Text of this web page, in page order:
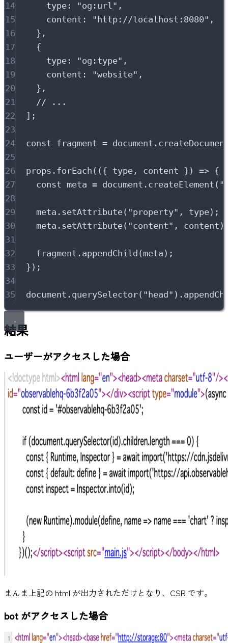
14
type : "og:url" ,
15
content : " http://localhost:8080" ,
16
},
17
{
18
type : "og:type" ,
19
content : "website" ,
20
},
21
// ...
22
] ;
23
24
const fragment = document .
25
26
props . forEach ( ({ type , content }) => {
27
const meta = document . createElement ( "
28
29
meta . setAttribute( "property" , type) ;
30
meta . setAttribute( "content" , content)
31
32
fragment . appendChild (meta) ;
33
} ) ;
34
35
document . querySelector( " head " ) .
結果
ユーザーがアクセスした場合
まんま上記の html が出力されただけとなり、CSR です。
bot がアクセスした場合